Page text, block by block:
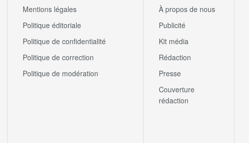
Mentions légales
Politique éditoriale
Politique de confidentialité
Politique de correction
Politique de modération
À propos de nous
Publicité
Kit média
Rédaction
Presse
Couverture
rédaction